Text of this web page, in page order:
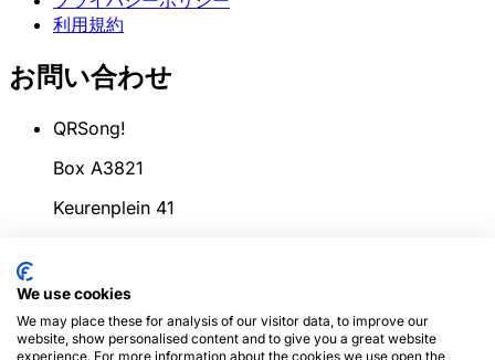
利用規約
お問い合わせ
QRSong!
Box A3821
Keurenplein 41
オランダ
info@qrsong.io
We use cookies
We may place these for analysis of our visitor data, to improve our
website, show personalised content and to give you a great website
experience. For more information about the cookies we use open the